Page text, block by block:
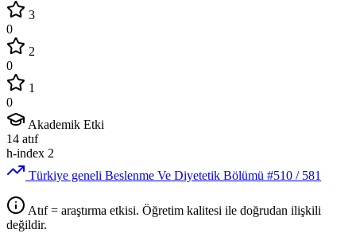
3
0
2
0
1
0
Akademik Etki
14 atıf
h-index 2
Türkiye geneli Beslenme Ve Diyetetik Bölümü #510 / 581
Atıf = araştırma etkisi. Öğretim kalitesi ile doğrudan ilişkili
değildir.